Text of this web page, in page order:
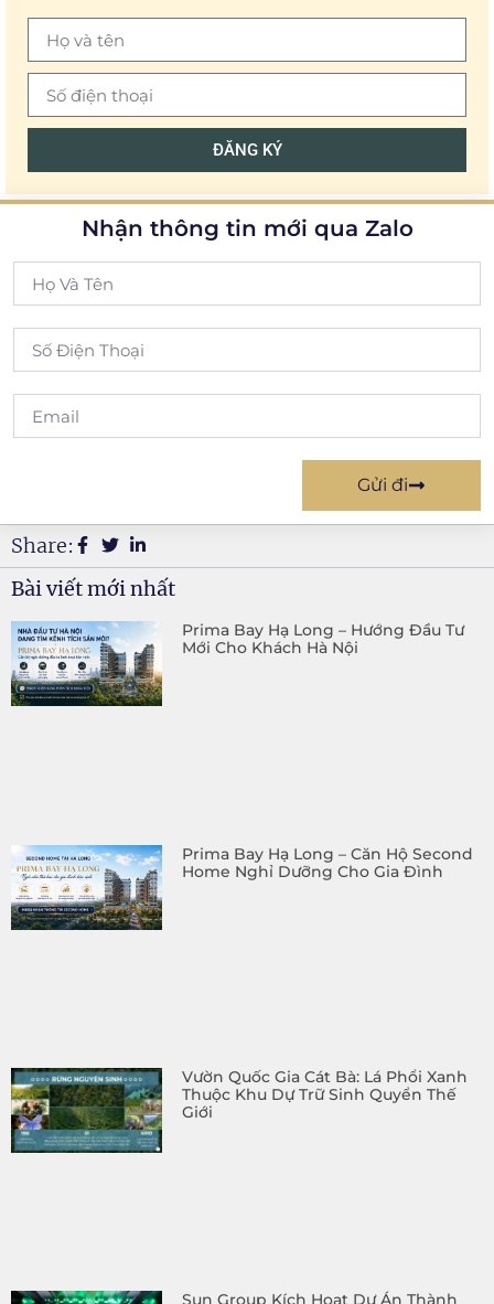
ĐĂNG KÝ
Nhận thông tin mới qua Zalo
Gửi đi
Share:
Bài viết mới nhất
Prima Bay Hạ Long – Hướng Đầu Tư
Mới Cho Khách Hà Nội
Prima Bay Hạ Long – Căn Hộ Second
Home Nghỉ Dưỡng Cho Gia Đình
Vườn Quốc Gia Cát Bà: Lá Phổi Xanh
Thuộc Khu Dự Trữ Sinh Quyển Thế
Giới
Sun Group Kích Hoạt Dự Án Thành